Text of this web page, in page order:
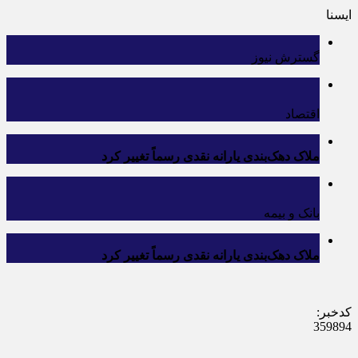
ایسنا
گسترش نیوز
اقتصاد
ملاک دهک‌بندی یارانه نقدی رسماً تغییر کرد
بانک و بیمه
ملاک دهک‌بندی یارانه نقدی رسماً تغییر کرد
کدخبر:
359894